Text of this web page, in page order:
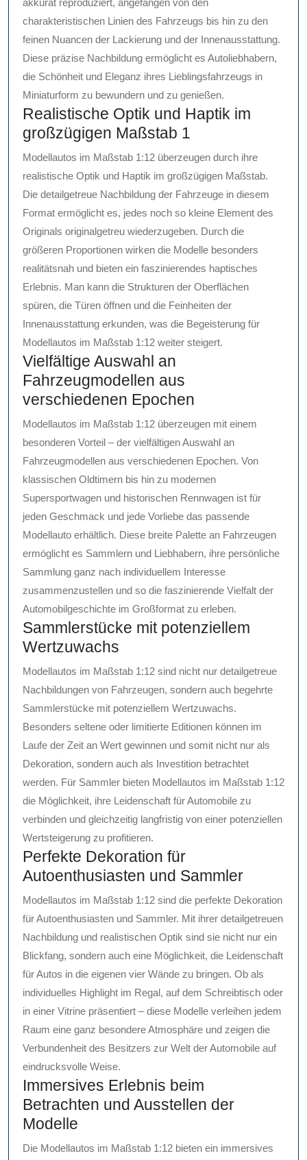
akkurat reproduziert, angefangen von den
charakteristischen Linien des Fahrzeugs bis hin zu den
feinen Nuancen der Lackierung und der Innenausstattung.
Diese präzise Nachbildung ermöglicht es Autoliebhabern,
die Schönheit und Eleganz ihres Lieblingsfahrzeugs in
Miniaturform zu bewundern und zu genießen.
Realistische Optik und Haptik im
großzügigen Maßstab 1
Modellautos im Maßstab 1:12 überzeugen durch ihre
realistische Optik und Haptik im großzügigen Maßstab.
Die detailgetreue Nachbildung der Fahrzeuge in diesem
Format ermöglicht es, jedes noch so kleine Element des
Originals originalgetreu wiederzugeben. Durch die
größeren Proportionen wirken die Modelle besonders
realitätsnah und bieten ein faszinierendes haptisches
Erlebnis. Man kann die Strukturen der Oberflächen
spüren, die Türen öffnen und die Feinheiten der
Innenausstattung erkunden, was die Begeisterung für
Modellautos im Maßstab 1:12 weiter steigert.
Vielfältige Auswahl an
Fahrzeugmodellen aus
verschiedenen Epochen
Modellautos im Maßstab 1:12 überzeugen mit einem
besonderen Vorteil – der vielfältigen Auswahl an
Fahrzeugmodellen aus verschiedenen Epochen. Von
klassischen Oldtimern bis hin zu modernen
Supersportwagen und historischen Rennwagen ist für
jeden Geschmack und jede Vorliebe das passende
Modellauto erhältlich. Diese breite Palette an Fahrzeugen
ermöglicht es Sammlern und Liebhabern, ihre persönliche
Sammlung ganz nach individuellem Interesse
zusammenzustellen und so die faszinierende Vielfalt der
Automobilgeschichte im Großformat zu erleben.
Sammlerstücke mit potenziellem
Wertzuwachs
Modellautos im Maßstab 1:12 sind nicht nur detailgetreue
Nachbildungen von Fahrzeugen, sondern auch begehrte
Sammlerstücke mit potenziellem Wertzuwachs.
Besonders seltene oder limitierte Editionen können im
Laufe der Zeit an Wert gewinnen und somit nicht nur als
Dekoration, sondern auch als Investition betrachtet
werden. Für Sammler bieten Modellautos im Maßstab 1:12
die Möglichkeit, ihre Leidenschaft für Automobile zu
verbinden und gleichzeitig langfristig von einer potenziellen
Wertsteigerung zu profitieren.
Perfekte Dekoration für
Autoenthusiasten und Sammler
Modellautos im Maßstab 1:12 sind die perfekte Dekoration
für Autoenthusiasten und Sammler. Mit ihrer detailgetreuen
Nachbildung und realistischen Optik sind sie nicht nur ein
Blickfang, sondern auch eine Möglichkeit, die Leidenschaft
für Autos in die eigenen vier Wände zu bringen. Ob als
individuelles Highlight im Regal, auf dem Schreibtisch oder
in einer Vitrine präsentiert – diese Modelle verleihen jedem
Raum eine ganz besondere Atmosphäre und zeigen die
Verbundenheit des Besitzers zur Welt der Automobile auf
eindrucksvolle Weise.
Immersives Erlebnis beim
Betrachten und Ausstellen der
Modelle
Die Modellautos im Maßstab 1:12 bieten ein immersives